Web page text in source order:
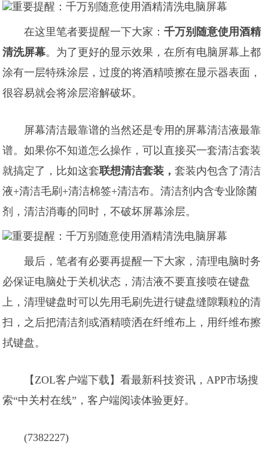
在这里笔者要提醒一下大家：千万别随意使用酒精
清洗屏幕。为了更好的显示效果，在所有电脑屏幕上都
涂有一层特殊涂层，过度的将酒精喷擦在显示器表面，
很容易就会将涂层溶解破坏。
屏幕清洁最靠谱的当然还是专用的屏幕清洁液最靠
谱。如果你不知道怎么操作，可以直接买一套清洁套装
就搞定了，比如这套联想清洁套装，套装内包含了清洁
液+清洁毛刷+清洁棉签+清洁布。清洁剂内含专业除菌
剂，清洁消毒的同时，不破坏屏幕涂层。
最后，笔者有必要再提醒一下大家，清理电脑时务
必保证电脑处于关机状态，清洁液不要直接喷在键盘
上，清理键盘时可以先用毛刷先进行键盘缝隙颗粒的清
扫，之后把清洁剂或酒精喷洒在纤维布上，用纤维布擦
拭键盘。
【ZOL客户端下载】看最新科技资讯，APP市场搜
索“中关村在线”，客户端阅读体验更好。
(7382227)